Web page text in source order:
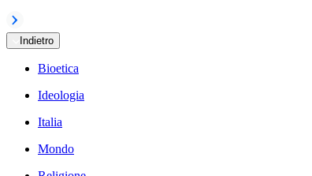
Indietro
Bioetica
Ideologia
Italia
Mondo